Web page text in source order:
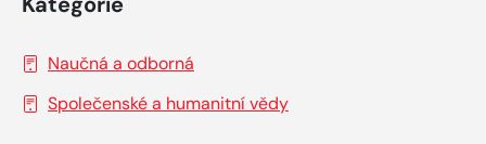
Naučná a odborná
Společenské a humanitní vědy